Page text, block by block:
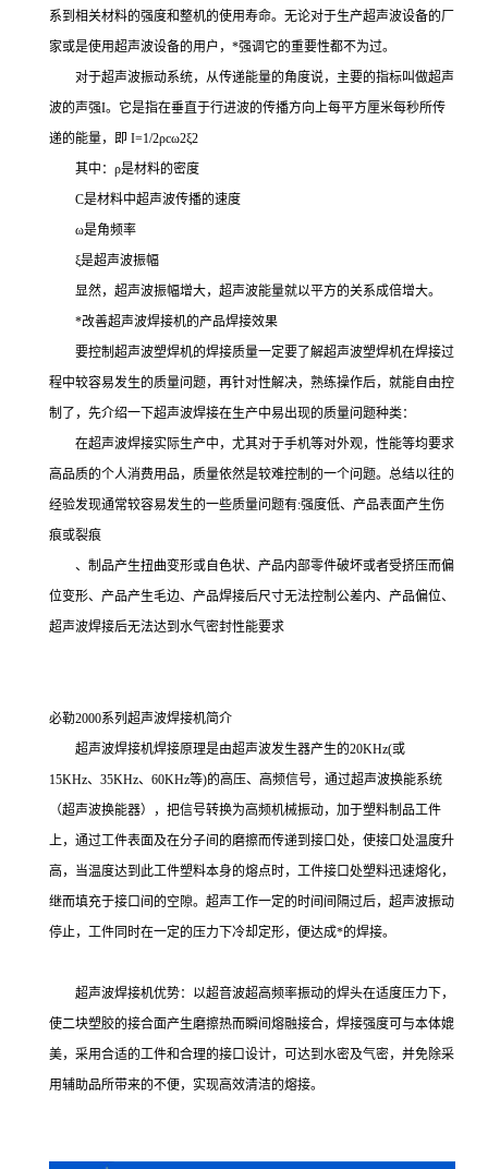
系到相关材料的强度和整机的使用寿命。无论对于生产超声波设备的厂
家或是使用超声波设备的用户，*强调它的重要性都不为过。
对于超声波振动系统，从传递能量的角度说，主要的指标叫做超声
波的声强I。它是指在垂直于行进波的传播方向上每平方厘米每秒所传
递的能量，即 I=1/2ρcω2ξ2
其中：ρ是材料的密度
C是材料中超声波传播的速度
ω是角频率
ξ是超声波振幅
显然，超声波振幅增大，超声波能量就以平方的关系成倍增大。
*改善超声波焊接机的产品焊接效果
要控制超声波塑焊机的焊接质量一定要了解超声波塑焊机在焊接过
程中较容易发生的质量问题，再针对性解决，熟练操作后，就能自由控
制了，先介绍一下超声波焊接在生产中易出现的质量问题种类：
在超声波焊接实际生产中，尤其对于手机等对外观，性能等均要求
高品质的个人消费用品，质量依然是较难控制的一个问题。总结以往的
经验发现通常较容易发生的一些质量问题有:强度低、产品表面产生伤
痕或裂痕
、制品产生扭曲变形或自色状、产品内部零件破坏或者受挤压而偏
位变形、产品产生毛边、产品焊接后尺寸无法控制公差内、产品偏位、
超声波焊接后无法达到水气密封性能要求
必勒2000系列超声波焊接机简介
超声波焊接机焊接原理是由超声波发生器产生的20KHz(或
15KHz、35KHz、60KHz等)的高压、高频信号，通过超声波换能系统
（超声波换能器），把信号转换为高频机械振动，加于塑料制品工件
上，通过工件表面及在分子间的磨擦而传递到接口处，使接口处温度升
高，当温度达到此工件塑料本身的熔点时，工件接口处塑料迅速熔化，
继而填充于接口间的空隙。超声工作一定的时间间隔过后，超声波振动
停止，工件同时在一定的压力下冷却定形，便达成*的焊接。
超声波焊接机优势：以超音波超高频率振动的焊头在适度压力下，
使二块塑胶的接合面产生磨擦热而瞬间熔融接合，焊接强度可与本体媲
美，采用合适的工件和合理的接口设计，可达到水密及气密，并免除采
用辅助品所带来的不便，实现高效清洁的熔接。